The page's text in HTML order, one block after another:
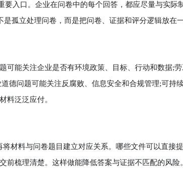
入口。企业在问卷中的每个回答，都应尽量与实际
孤立处理问卷，而是把问卷、证据和评分逻辑放在一
能关注企业是否有环境政策、目标、行动和数据;劳
德问题可能关注反腐败、信息安全和合规管理;可持
料泛泛应付。
材料与问卷题目建立对应关系。哪些文件可以直接
梳理清楚。这样做能降低答案与证据不匹配的风险。